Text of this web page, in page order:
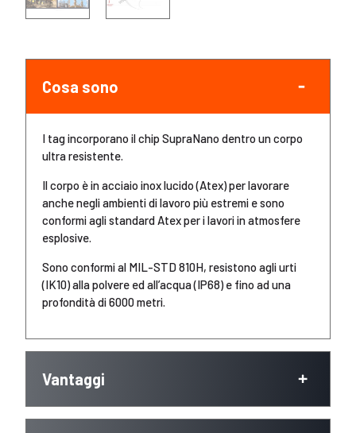
Cosa sono
I tag incorporano il chip SupraNano dentro un corpo
ultra resistente.
Il corpo è in acciaio inox lucido (Atex) per lavorare
anche negli ambienti di lavoro più estremi e sono
conformi agli standard Atex per i lavori in atmosfere
esplosive.
Sono conformi al MIL-STD 810H, resistono agli urti
(IK10) alla polvere ed all’acqua (IP68) e fino ad una
profondità di 6000 metri.
Vantaggi